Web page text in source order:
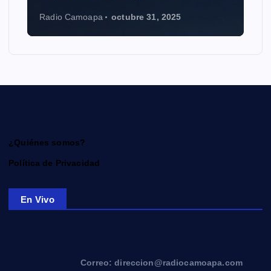
Radio Camoapa octubre 31, 2025
¿Quiénes somos?
Política de Privacidad
En Vivo
Correo: direccion@radiocamoapa.com